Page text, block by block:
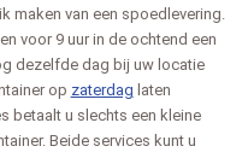
maken van een spoedlevering.
voor 9 uur in de ochtend een
dezelfde dag bij uw locatie
op zaterdag laten
betaalt u slechts een kleine
Beide services kunt u